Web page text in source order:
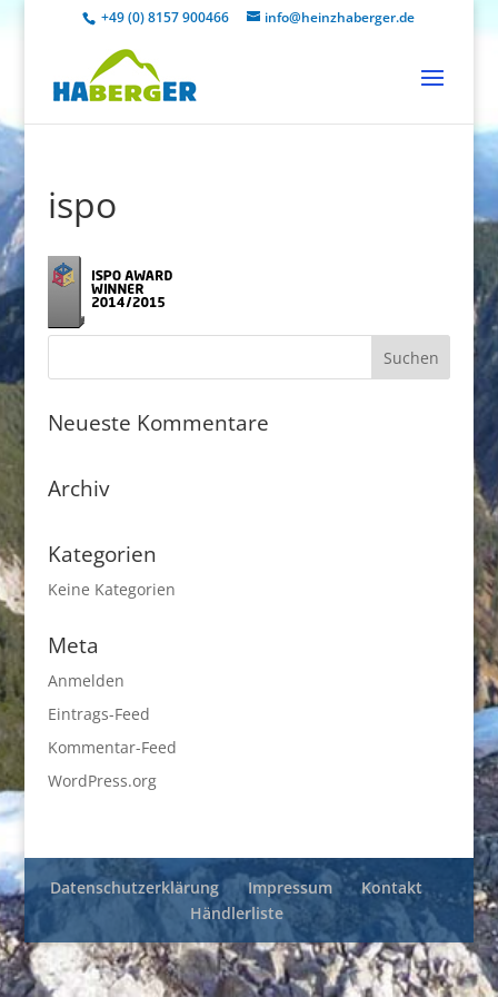
+49 (0) 8157 900466 info@heinzhaberger.de
ispo
Neueste Kommentare
Archiv
Kategorien
Keine Kategorien
Meta
Anmelden
Eintrags-Feed
Kommentar-Feed
WordPress.org
Datenschutzerklärung Impressum
Kontakt
Händlerliste